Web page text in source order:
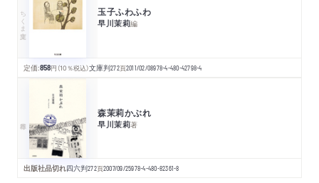
ちくま文庫 玉子ふわふわ
早川茉莉編
定価:858円 （10％税込）文庫判272頁2011/02/08978-4-480-42798-4
森茉莉かぶれ
早川茉莉著
出版社品切れ四六判272頁2007/09/25978-4-480-82361-8